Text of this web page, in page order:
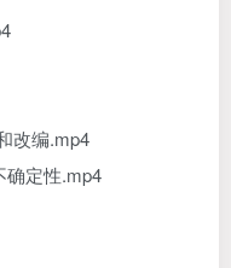
改编.mp4
确定性.mp4